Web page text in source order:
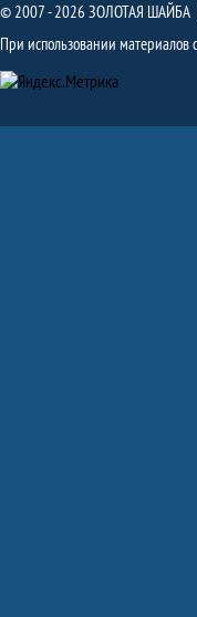
© 2007 - 2026 ЗОЛОТАЯ ШАЙБА
При использовании материалов